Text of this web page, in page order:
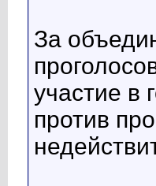
За
участие в
против